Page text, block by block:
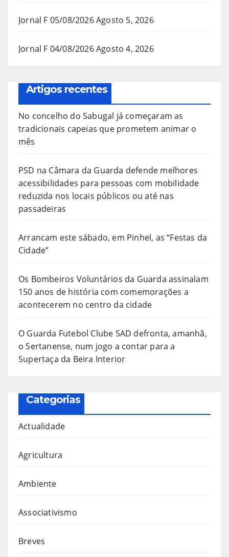
Jornal F 05/08/2026Agosto 5, 2026
Jornal F 04/08/2026Agosto 4, 2026
Artigos recentes
No concelho do Sabugal já começaram as
tradicionais capeias que prometem animar o
mês
PSD na Câmara da Guarda defende melhores
acessibilidades para pessoas com mobilidade
reduzida nos locais públicos ou até nas
passadeiras
Arrancam este sábado, em Pinhel, as “Festas da
Cidade”
Os Bombeiros Voluntários da Guarda assinalam
150 anos de história com comemorações a
acontecerem no centro da cidade
O Guarda Futebol Clube SAD defronta, amanhã,
o Sertanense, num jogo a contar para a
Supertaça da Beira Interior
Categorias
Actualidade
Agricultura
Ambiente
Associativismo
Breves